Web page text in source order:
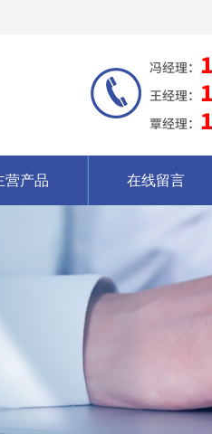
营产品 在线留言